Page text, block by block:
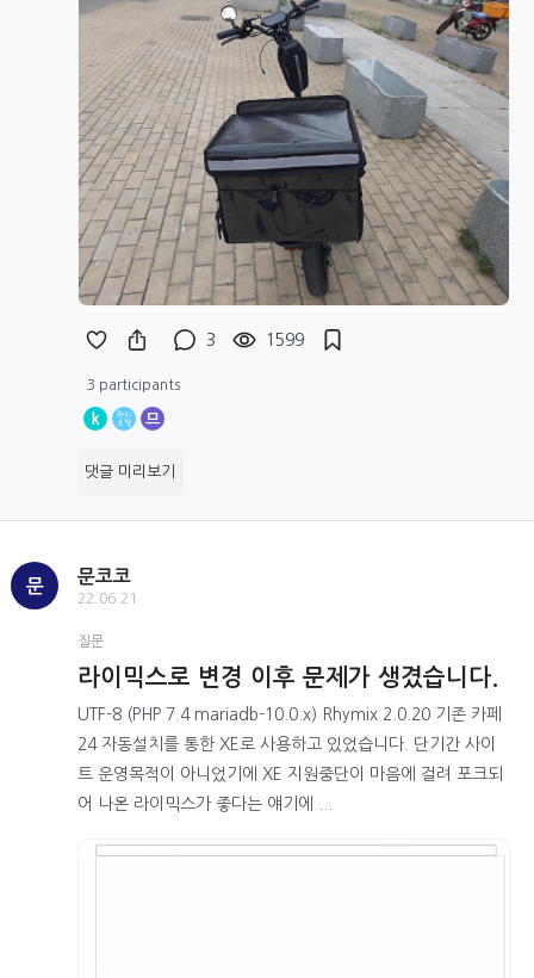
3 1599
3 participants
k 므
댓글 미리보기
문
문코코
22.06.21
질문
라이믹스로 변경 이후 문제가 생겼습니다.
UTF-8 (PHP 7.4 mariadb-10.0.x) Rhymix 2.0.20 기존 카페
24 자동설치를 통한 XE로 사용하고 있었습니다. 단기간 사이
트 운영목적이 아니었기에 XE 지원중단이 마음에 걸려 포크되
어 나온 라이믹스가 좋다는 얘기에 ...